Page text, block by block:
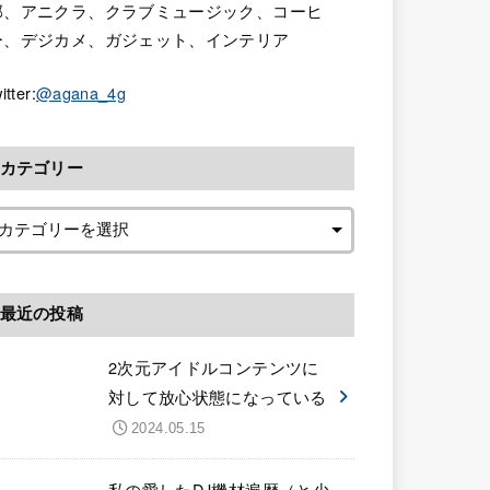
アニクラ、クラブミュージック、コーヒ
デジカメ、ガジェット、インテリア
@agana_4g
カテゴリー
最近の投稿
2次元アイドルコンテンツに
対して放心状態になっている
2024.05.15